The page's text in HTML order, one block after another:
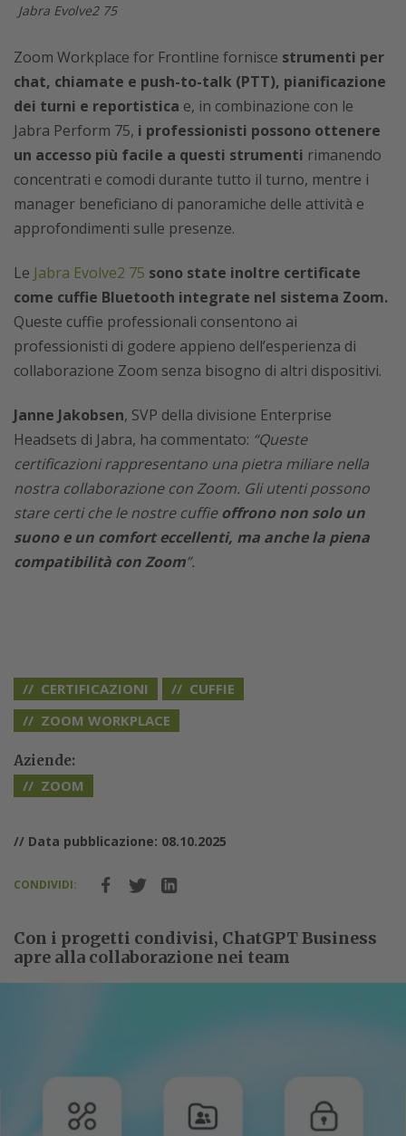
Jabra Evolve2 75
Zoom Workplace for Frontline fornisce strumenti per
chat, chiamate e push-to-talk (PTT), pianificazione
dei turni e reportistica e, in combinazione con le
Jabra Perform 75, i professionisti possono ottenere
un accesso più facile a questi strumenti rimanendo
concentrati e comodi durante tutto il turno, mentre i
manager beneficiano di panoramiche delle attività e
approfondimenti sulle presenze.
Le Jabra Evolve2 75 sono state inoltre certificate
come cuffie Bluetooth integrate nel sistema Zoom.
Queste cuffie professionali consentono ai
professionisti di godere appieno dell’esperienza di
collaborazione Zoom senza bisogno di altri dispositivi.
Janne Jakobsen, SVP della divisione Enterprise
Headsets di Jabra, ha commentato: “Queste
certificazioni rappresentano una pietra miliare nella
nostra collaborazione con Zoom. Gli utenti possono
stare certi che le nostre cuffieoffrono non solo un
suono e un comfort eccellenti, ma anche la piena
compatibilità con Zoom”.
CERTIFICAZIONI
CUFFIE
ZOOM WORKPLACE
Aziende:
ZOOM
// Data pubblicazione: 08.10.2025
CONDIVIDI:
Con i progetti condivisi, ChatGPT Business
apre alla collaborazione nei team